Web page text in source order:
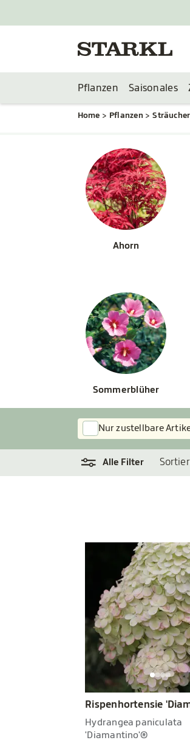
Pflanzen Saisonales
Home Pflanzen Sträucher
Ahorn
Sommerblüher
Nur zustellbare
Alle Filter
Rispenhortensie
Hydrangea paniculata
'Diamantino'®